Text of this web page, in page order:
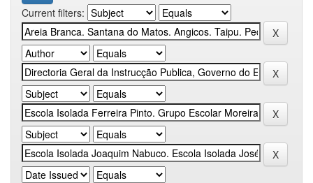
Current filters: